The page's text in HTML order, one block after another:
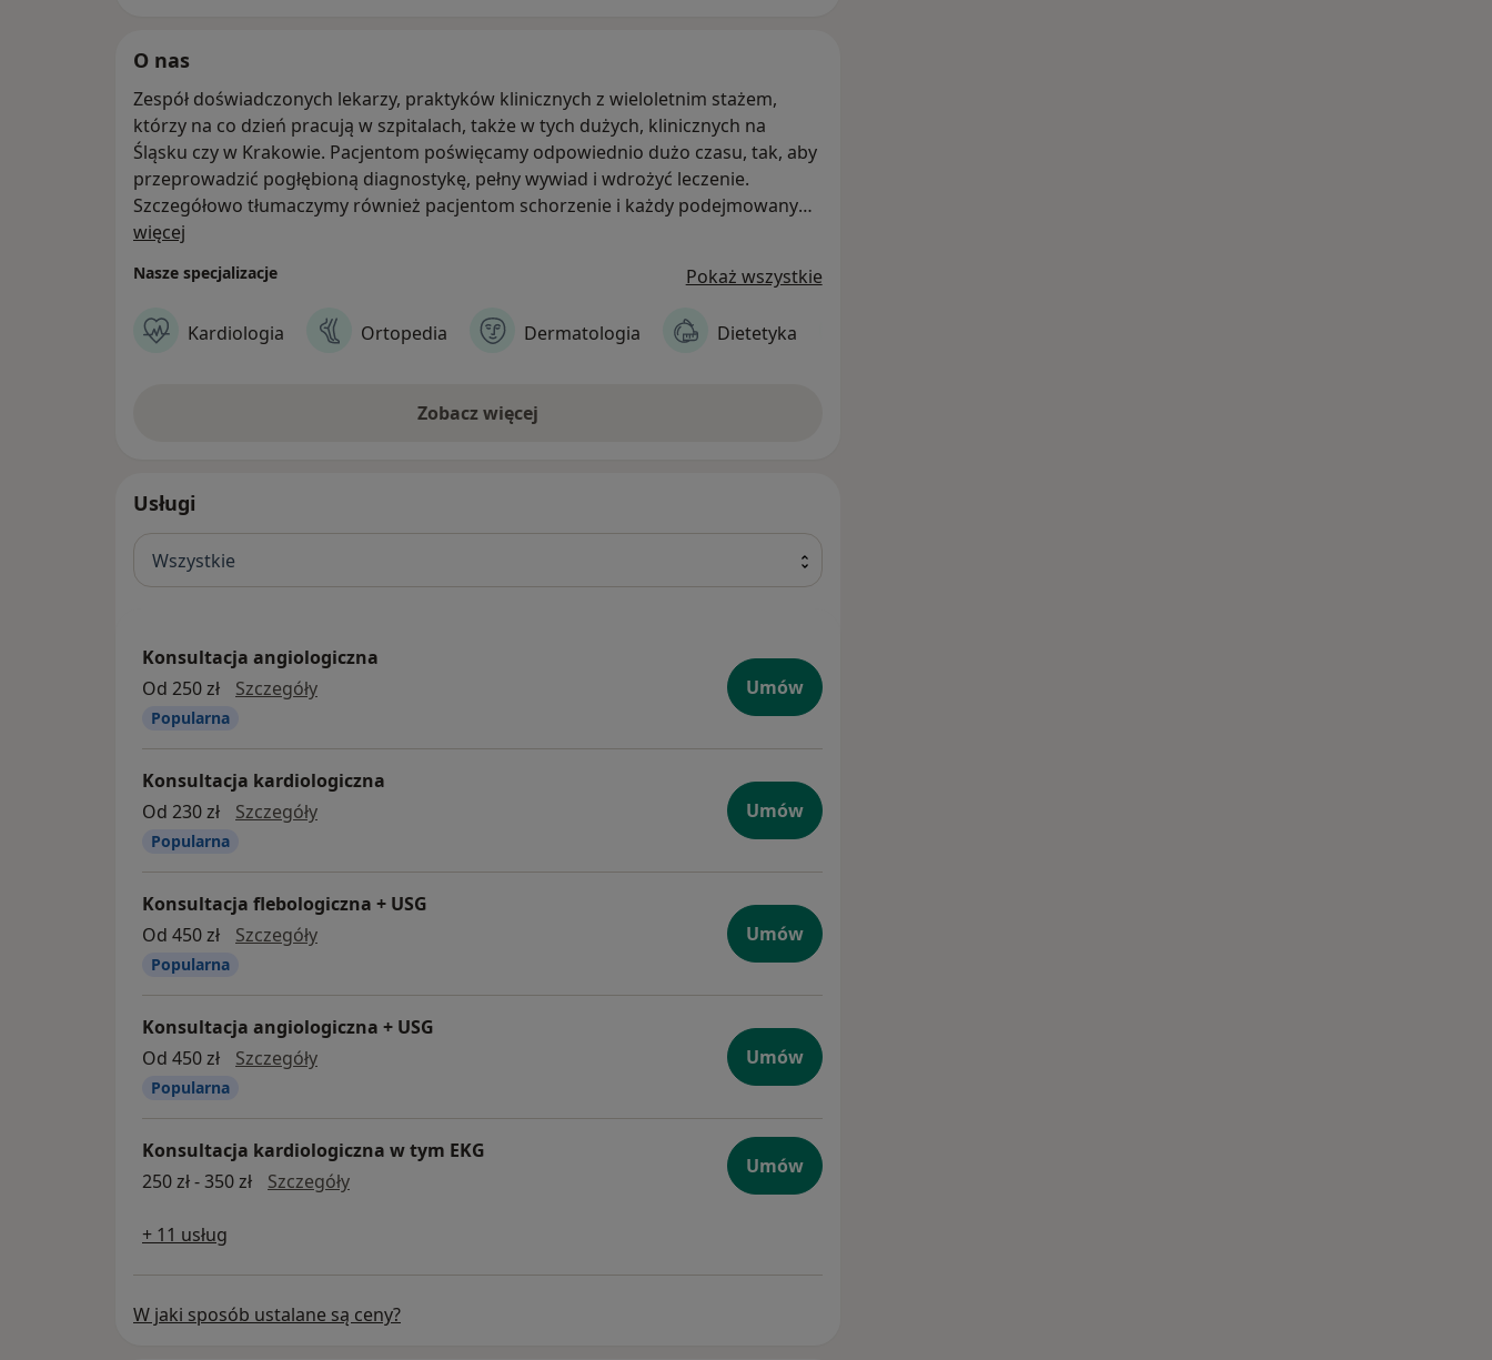
O nas
Zespół doświadczonych lekarzy, praktyków klinicznych z wieloletnim stażem,
którzy na co dzień pracują w szpitalach, także w tych dużych, klinicznych na
Śląsku czy w Krakowie. Pacjentom poświęcamy odpowiednio dużo czasu, tak, aby
przeprowadzić pogłębioną diagnostykę, pełny wywiad i wdrożyć leczenie.
Szczegółowo tłumaczymy również pacjentom schorzenie i każdy podejmowany
etap procesu diagnostyczno – leczniczego.
Doświadczenie szpitalne (w tym uniwersyteckie) naszych lekarzy i dostępność
sprzętu najnowszej generacji zapewnia pogłębioną diagnostykę, wczesne
wykrywanie choroby, optymalną terapię.
pobliżu miejscami parkingowymi, klimatyzowanymi pomieszczeniami, przyjazną
więcej
Nasze specjalizacje Pokaż wszystkie
Kardiologia Ortopedia Dermatologia Dietetyka
Zobacz więcej
Usługi
Wszystkie
Konsultacja angiologiczna
Od 250 zł
Szczegółykonsultacja angiologiczna
Popularna
Umów
Konsultacja kardiologiczna
Od 230 zł
Szczegółykonsultacja kardiologiczna
Popularna
Umów
Konsultacja flebologiczna + USG
Od 450 zł
Szczegółykonsultacja flebologiczna + USG
Popularna
Umów
Konsultacja angiologiczna + USG
Od 450 zł
Szczegółykonsultacja angiologiczna + USG
Popularna
Umów
Konsultacja kardiologiczna w tym EKG
250 zł - 350 zł
SzczegółyKonsultacja kardiologiczna w tym EKG
Umów
+ 11 usług
W jaki sposób ustalane są ceny?